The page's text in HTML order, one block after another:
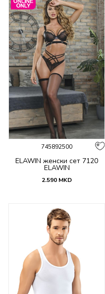
745892500
ELAWIN женски сет 7120
ELAWIN
2.590 MKD